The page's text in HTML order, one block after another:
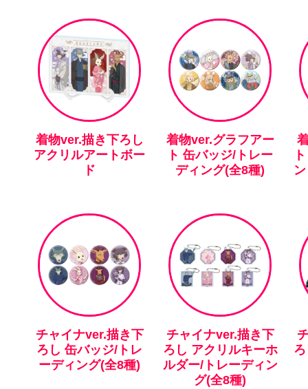
着物ver.描き下ろし
アクリルアートボー
ド
着物ver.グラフアー
ト 缶バッジ/トレー
ディング(全8種)
チャイナver.描き下
ろし 缶バッジ/トレ
ーディング(全8種)
チャイナver.描き下
ろし アクリルキーホ
ルダー/トレーディン
グ(全8種)